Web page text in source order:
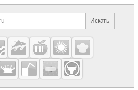
информация
Поиск по сайту и
Искать
полезные проекты
—